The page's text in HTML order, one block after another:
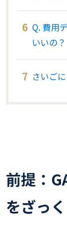
Q. 費用
いいの？
さいごに
前提：
をざっ